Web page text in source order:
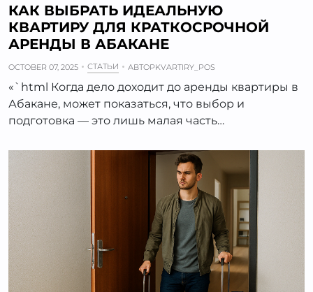
КАК ВЫБРАТЬ ИДЕАЛЬНУЮ
КВАРТИРУ ДЛЯ КРАТКОСРОЧНОЙ
АРЕНДЫ В АБАКАНЕ
OCTOBER 07, 2025 СТАТЬИ АВТОРKVARTIRY_POS
«`html Когда дело доходит до аренды квартиры в
Абакане, может показаться, что выбор и
подготовка — это лишь малая часть…